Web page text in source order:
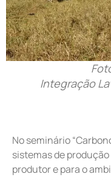
Integração
No seminário
sistemas de
produtor e para o